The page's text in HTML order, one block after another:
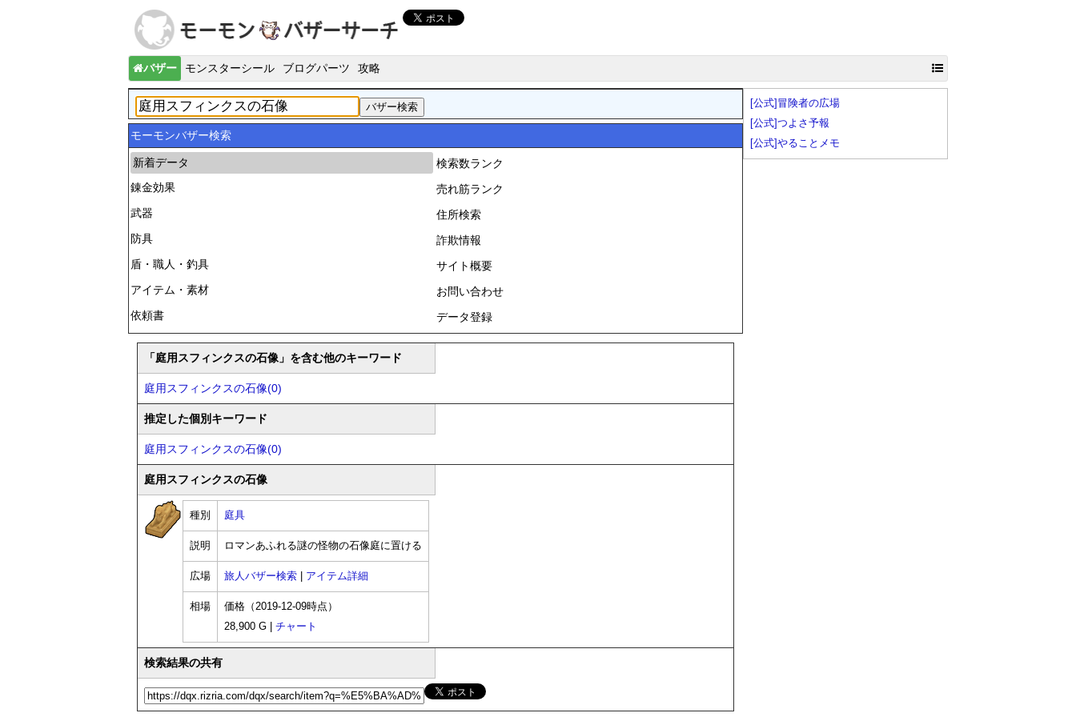
バザー モンスターシール ブログパーツ 攻略
モーモンバザー検索
新着データ
錬金効果
武器
防具
盾・職人・釣具
アイテム・素材
依頼書
検索数ランク
売れ筋ランク
住所検索
詐欺情報
サイト概要
お問い合わせ
データ登録
「庭用スフィンクスの石像」を含む他のキーワード
庭用スフィンクスの石像(0)
推定した個別キーワード
庭用スフィンクスの石像(0)
庭用スフィンクスの石像
種別 庭具
説明 ロマンあふれる謎の怪物の石像庭に置ける
広場 旅人バザー検索 アイテム詳細
相場
価格（2019-12-09時点）
28,900 G | チャート
検索結果の共有
[公式]冒険者の広場
[公式]つよさ予報
[公式]やることメモ